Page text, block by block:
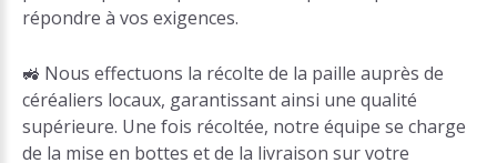
répondre à vos exigences.
🚜 Nous effectuons la récolte de la paille auprès de
céréaliers locaux, garantissant ainsi une qualité
supérieure. Une fois récoltée, notre équipe se charge
de la mise en bottes et de la livraison sur votre